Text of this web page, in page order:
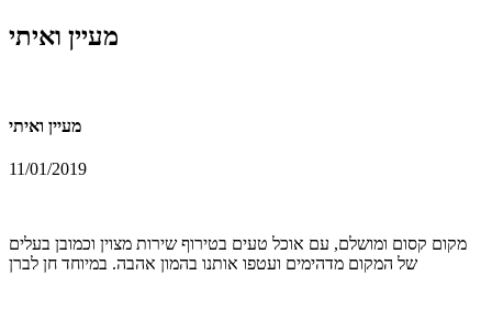
מעיין ואיתי
מעיין ואיתי
11/01/2019
מקום קסום ומושלם, עם אוכל טעים בטירוף שירות מצוין וכמובן בעלים
של המקום מדהימים ועטפו אותנו בהמון אהבה. במיוחד חן לברן